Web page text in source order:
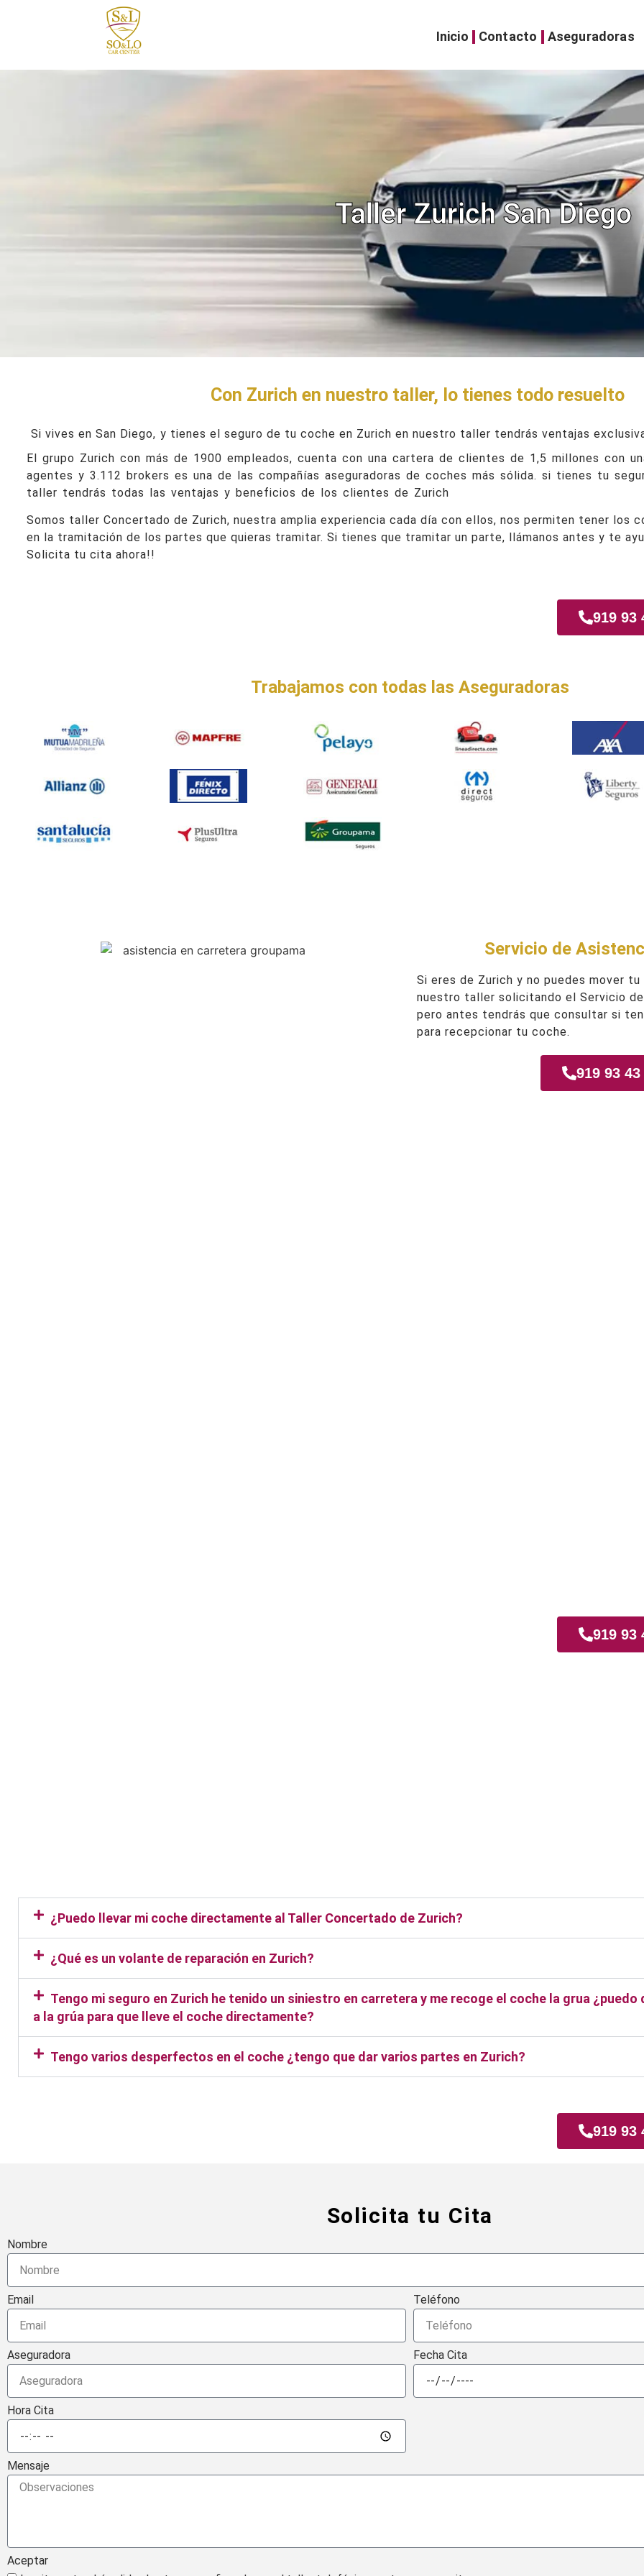
Inicio Contacto Aseguradoras
Taller Zurich San Diego
Con Zurich en nuestro taller, lo tienes todo resuelto
Si vives en San Diego, y tienes el seguro de tu coche en Zurich en nuestro taller tendrás ventajas
El grupo Zurich con más de 1900 empleados, cuenta con una cartera de clientes de 1,5 millones con
agentes y 3.112 brokers es una de las compañías aseguradoras de coches más sólida. si tienes tu
taller tendrás todas las ventajas y beneficios de los clientes de Zurich
Somos taller Concertado de Zurich, nuestra amplia experiencia cada día con ellos, nos permiten tener los
en la tramitación de los partes que quieras tramitar. Si tienes que tramitar un parte, llámanos antes y te
Solicita tu cita ahora!!
919 93
Trabajamos con todas las Aseguradoras
Servicio de
Si eres de Zurich y no puedes mover
nuestro taller solicitando el Servicio
pero antes tendrás que consultar si
para recepcionar tu coche.
919 93 43
919 93
¿Puedo llevar mi coche directamente al Taller Concertado de Zurich?
¿Qué es un volante de reparación en Zurich?
Tengo mi seguro en Zurich he tenido un siniestro en carretera y me recoge el coche la grua
a la grúa para que lleve el coche directamente?
Tengo varios desperfectos en el coche ¿tengo que dar varios partes en Zurich?
919 93
Solicita tu Cita
Nombre
Email Teléfono
Aseguradora Fecha Cita
Hora Cita
Mensaje
Aceptar